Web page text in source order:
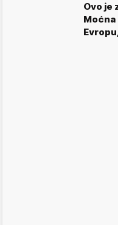
Ovo je
Moćna